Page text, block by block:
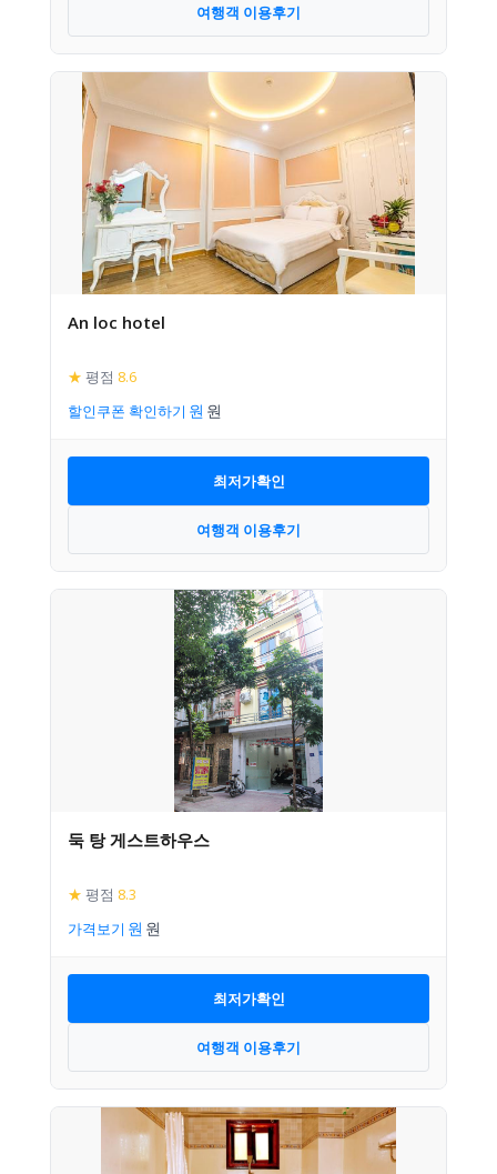
여행객 이용후기
An loc hotel
★ 평점 8.6
할인쿠폰 확인하기
최저가확인
여행객 이용후기
둑 탕 게스트하우스
★ 평점 8.3
가격보기
최저가확인
여행객 이용후기